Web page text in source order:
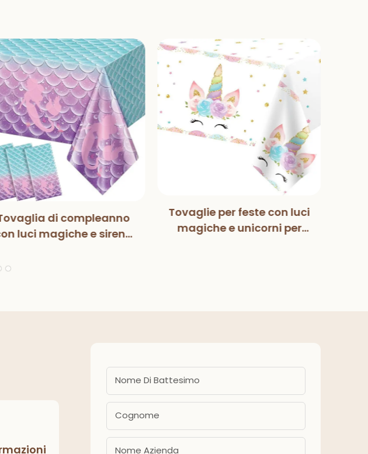
di compleanno
luci magiche e sirena
feste di compleanno
Tovaglie per feste con luci
magiche e unicorni per
Nome Di Battesimo
Cognome
Nome Azienda